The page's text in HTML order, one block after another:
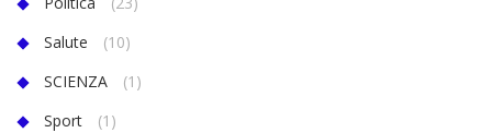
Salute
(10)
SCIENZA
(1)
Sport
(1)